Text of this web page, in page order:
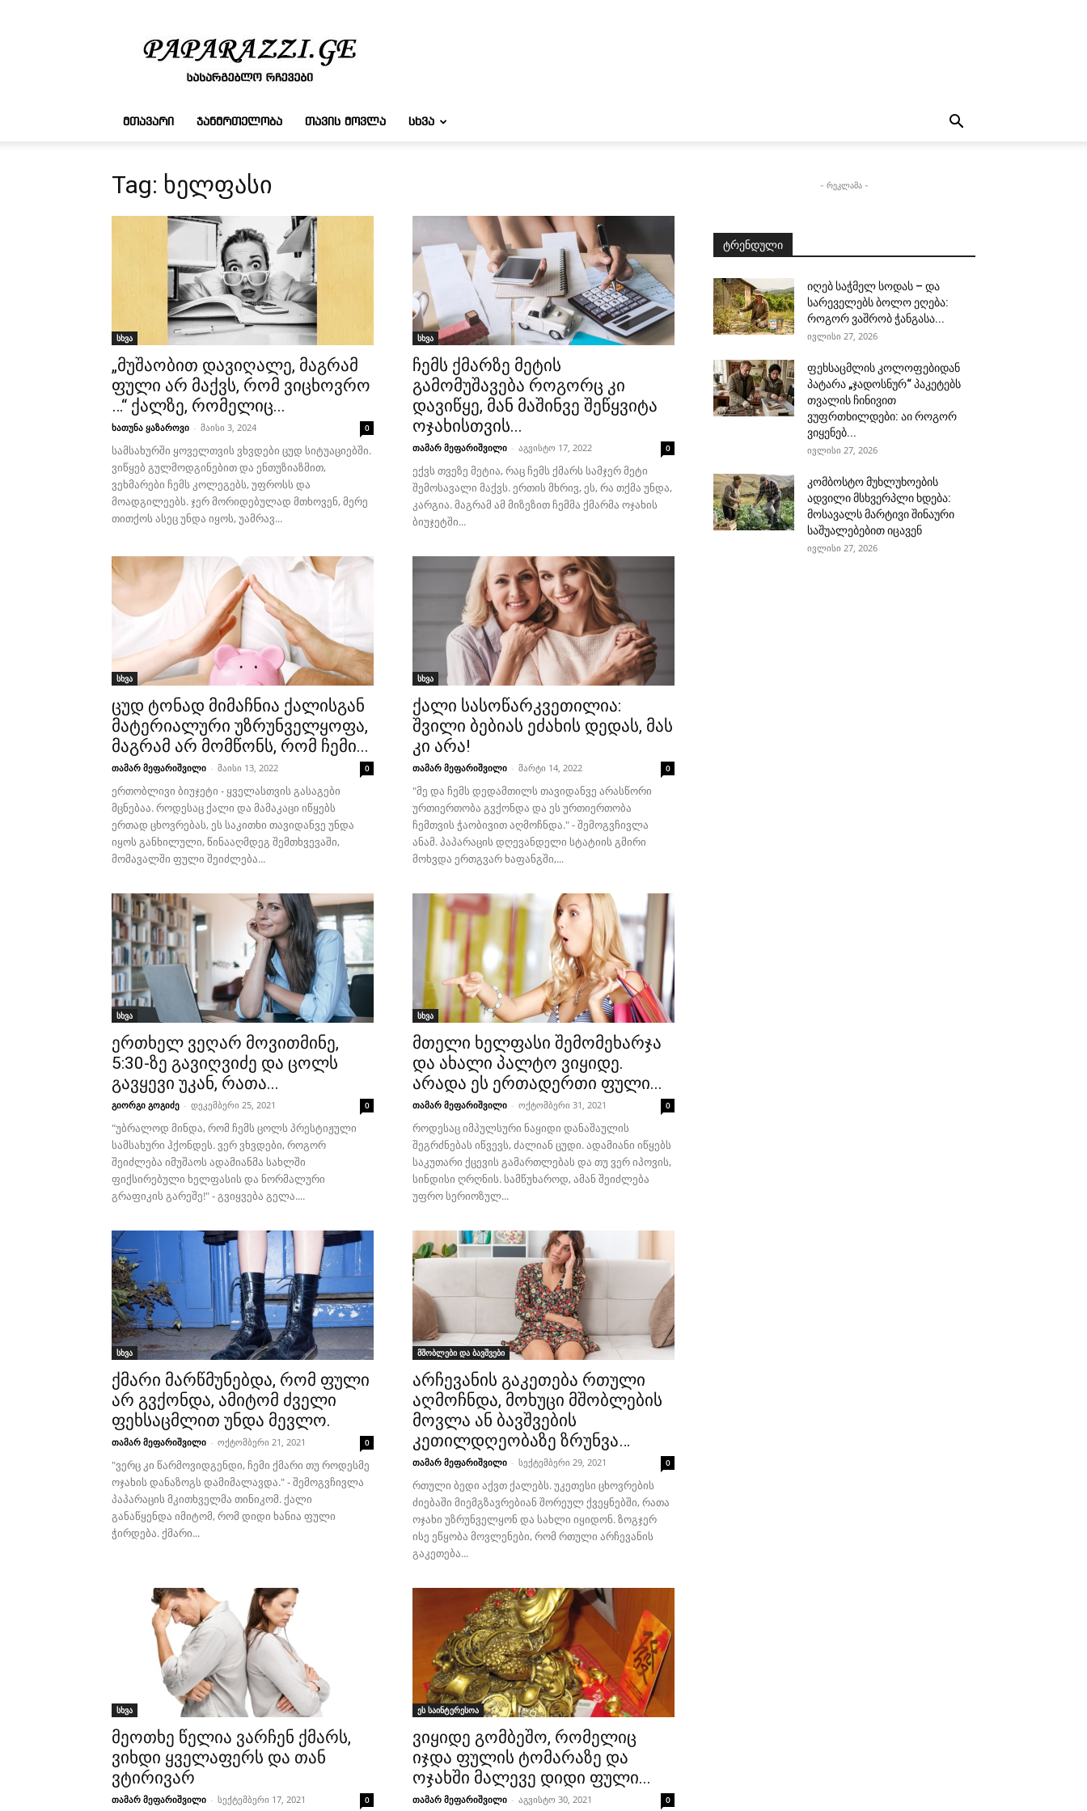
რჩევები
ᲛᲗᲐᲕᲐᲠᲘ ᲯᲐᲜᲛᲠᲗᲔᲚᲝᲑᲐ ᲗᲐᲕᲘᲡ ᲛᲝᲕᲚᲐ ᲡᲮᲕᲐ
Tag: ხელფასი
სხვა
„მუშაობით დავიღალე, მაგრამ
ფული არ მაქვს, რომ ვიცხოვრო
…“ ქალზე, რომელიც...
ხათუნა ყაზაროვი - მაისი 3, 2024 0
სამსახურში ყოველთვის ვხვდები ცუდ სიტუაციებში.
ვიწყებ გულმოდგინებით და ენთუზიაზმით,
ვეხმარები ჩემს კოლეგებს, უფროსს და
მოადგილეებს. ჯერ მორიდებულად მთხოვენ, მერე
თითქოს ასეც უნდა იყოს, უამრავ...
სხვა
ჩემს ქმარზე მეტის
გამომუშავება როგორც კი
დავიწყე, მან მაშინვე შეწყვიტა
ოჯახისთვის...
თამარ მეფარიშვილი - აგვისტო 17, 2022 0
ექვს თვეზე მეტია, რაც ჩემს ქმარს სამჯერ მეტი
შემოსავალი მაქვს. ერთის მხრივ, ეს, რა თქმა უნდა,
კარგია. მაგრამ ამ მიზეზით ჩემმა ქმარმა ოჯახის
ბიუჯეტში...
სხვა
ცუდ ტონად მიმაჩნია ქალისგან
მატერიალური უზრუნველყოფა,
მაგრამ არ მომწონს, რომ ჩემი...
თამარ მეფარიშვილი - მაისი 13, 2022 0
ერთობლივი ბიუჯეტი - ყველასთვის გასაგები
მცნებაა. როდესაც ქალი და მამაკაცი იწყებს
ერთად ცხოვრებას, ეს საკითხი თავიდანვე უნდა
იყოს განხილული, წინააღმდეგ შემთხვევაში,
მომავალში ფული შეიძლება...
სხვა
ქალი სასოწარკვეთილია:
შვილი ბებიას ეძახის დედას, მას
კი არა!
თამარ მეფარიშვილი - მარტი 14, 2022 0
"მე და ჩემს დედამთილს თავიდანვე არასწორი
ურთიერთობა გვქონდა და ეს ურთიერთობა
ჩემთვის ჭაობივით აღმოჩნდა." - შემოგვჩივლა
ანამ. პაპარაცის დღევანდელი სტატიის გმირი
მოხვდა ერთგვარ ხაფანგში,...
სხვა
ერთხელ ვეღარ მოვითმინე,
5:30-ზე გავიღვიძე და ცოლს
გავყევი უკან, რათა...
გიორგი გოგიძე - დეკემბერი 25, 2021 0
"უბრალოდ მინდა, რომ ჩემს ცოლს პრესტიჟული
სამსახური ჰქონდეს. ვერ ვხვდები, როგორ
შეიძლება იმუშაოს ადამიანმა სახლში
ფიქსირებული ხელფასის და ნორმალური
გრაფიკის გარეშე!" - გვიყვება გელა....
სხვა
მთელი ხელფასი შემომეხარჯა
და ახალი პალტო ვიყიდე.
არადა ეს ერთადერთი ფული...
თამარ მეფარიშვილი - ოქტომბერი 31, 2021 0
როდესაც იმპულსური ნაყიდი დანაშაულის
შეგრძნებას იწვევს, ძალიან ცუდი. ადამიანი იწყებს
საკუთარი ქცევის გამართლებას და თუ ვერ იპოვის,
სინდისი ღრღნის. სამწუხაროდ, ამან შეიძლება
უფრო სერიოზულ...
სხვა
ქმარი მარწმუნებდა, რომ ფული
არ გვქონდა, ამიტომ ძველი
ფეხსაცმლით უნდა მევლო.
თამარ მეფარიშვილი - ოქტომბერი 21, 2021 0
"ვერც კი წარმოვიდგენდი, ჩემი ქმარი თუ როდესმე
ოჯახის დანაზოგს დამიმალავდა." - შემოგვჩივლა
პაპარაცის მკითხველმა თინიკომ. ქალი
განაწყენდა იმიტომ, რომ დიდი ხანია ფული
ჭირდება. ქმარი...
მშობლები და ბავშვები
არჩევანის გაკეთება რთული
აღმოჩნდა, მოხუცი მშობლების
მოვლა ან ბავშვების
კეთილდღეობაზე ზრუნვა…
თამარ მეფარიშვილი - სექტემბერი 29, 2021 0
რთული ბედი აქვთ ქალებს. უკეთესი ცხოვრების
ძიებაში მიემგზავრებიან შორეულ ქვეყნებში, რათა
ოჯახი უზრუნველყონ და სახლი იყიდონ. ზოგჯერ
ისე ეწყობა მოვლენები, რომ რთული არჩევანის
გაკეთება...
სხვა
მეოთხე წელია ვარჩენ ქმარს,
ვიხდი ყველაფერს და თან
ვტირივარ
თამარ მეფარიშვილი - სექტემბერი 17, 2021 0
ეს საინტერესოა
ვიყიდე გომბეშო, რომელიც
იჯდა ფულის ტომარაზე და
ოჯახში მალევე დიდი ფული...
თამარ მეფარიშვილი - აგვისტო 30, 2021 0
- რეკლამა -
ტრენდული
იღებ საჭმელ სოდას – და
სარეველებს ბოლო ეღება:
როგორ ვაშრობ ჭანგასა...
ივლისი 27, 2026
ფეხსაცმლის კოლოფებიდან
პატარა „ჯადოსნურ“ პაკეტებს
თვალის ჩინივით
ვუფრთხილდები: აი როგორ
ვიყენებ...
ივლისი 27, 2026
კომბოსტო მუხლუხოების
ადვილი მსხვერპლი ხდება:
მოსავალს მარტივი შინაური
საშუალებებით იცავენ
ივლისი 27, 2026